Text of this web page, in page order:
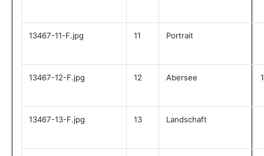
13467-11-F.jpg 11 Portrait
13467-12-F.jpg 12 Abersee
13467-13-F.jpg 13 Landschaft